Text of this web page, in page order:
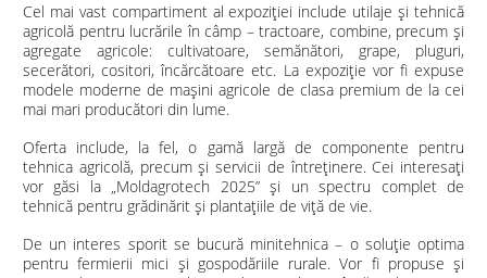
Cel mai vast compartiment al expoziţiei include utilaje şi tehnică
agricolă pentru lucrările în câmp – tractoare, combine, precum şi
agregate agricole: cultivatoare, semănători, grape, pluguri,
secerători, cositori, încărcătoare etc. La expoziție vor fi expuse
modele moderne de maşini agricole de clasa premium de la cei
mai mari producători din lume.
Oferta include, la fel, o gamă largă de componente pentru
tehnica agricolă, precum și servicii de întreținere. Cei interesați
vor găsi la „Moldagrotech 2025” şi un spectru complet de
tehnică pentru grădinărit şi plantaţiile de viţă de vie.
De un interes sporit se bucură minitehnica – o soluție optima
pentru fermierii mici și gospodăriile rurale. Vor fi propuse și